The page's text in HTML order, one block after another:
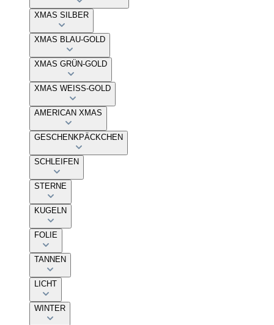
XMAS SILBER
XMAS BLAU-GOLD
XMAS GRÜN-GOLD
XMAS WEISS-GOLD
AMERICAN XMAS
GESCHENKPÄCKCHEN
SCHLEIFEN
STERNE
KUGELN
FOLIE
TANNEN
LICHT
WINTER